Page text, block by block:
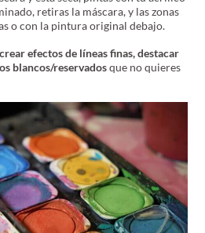
retiras la máscara, y las zonas
o con la pintura original debajo.
crear efectos de líneas finas, destacar
blancos/reservadosque no quieres